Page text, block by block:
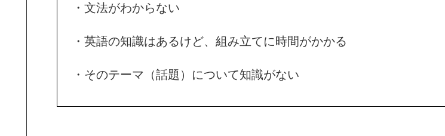
・文法がわからない
・英語の知識はあるけど、組み立てに時間がかかる
・そのテーマ（話題）について知識がない